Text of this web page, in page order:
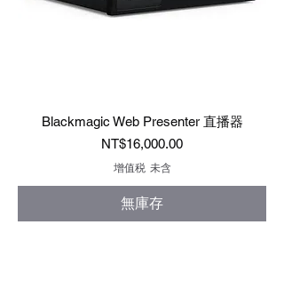
Blackmagic Web Presenter 直播器
價格
NT$16,000.00
增值税 未含
無庫存